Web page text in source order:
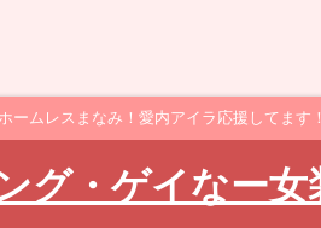
ムレスまなみ！愛内アイラ応援してます！
グ・ゲイなー女